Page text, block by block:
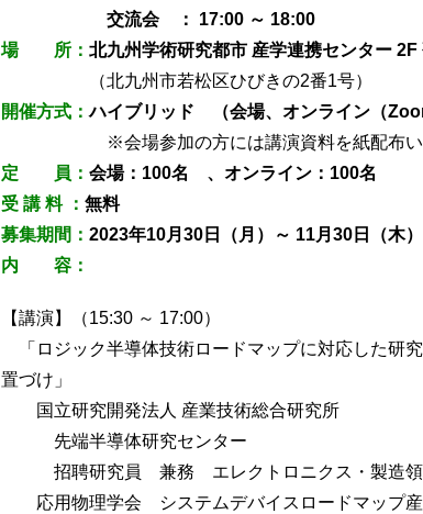
交流会 ： 17:00 ～ 18:00
場 所： 北九州学術研究都市 産学連携センター 2F
（北九州市若松区ひびきの2番1号）
開催方式：ハイブリッド （会場、オンライン（
※会場参加の方には講演資料を紙配布い
定 員： 会場：100名 、オンライン：100名
受 講 料 ： 無料
募集期間： 2023年10月30日（月）～ 11月30日（木）
内 容：
【講演】（15:30 ～ 17:00）
「ロジック半導体技術ロードマップに対応した研
置づけ」
国立研究開発法人 産業技術総合研究所
先端半導体研究センター
招聘研究員 兼務 エレクトロニクス・製造
応用物理学会 システムデバイスロードマップ